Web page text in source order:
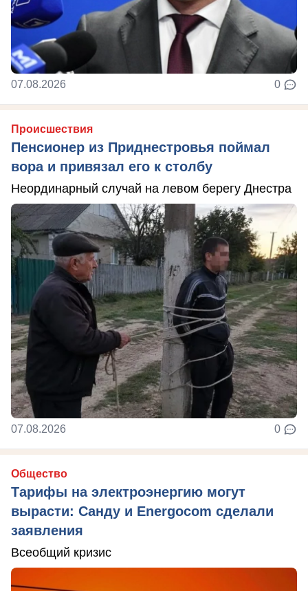
07.08.2026 0
Происшествия
Пенсионер из Приднестровья поймал
вора и привязал его к столбу
Неординарный случай на левом берегу Днестра
07.08.2026 0
Общество
Тарифы на электроэнергию могут
вырасти: Санду и Energocom сделали
заявления
Всеобщий кризис